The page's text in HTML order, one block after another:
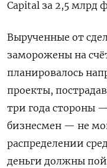
Capital за 2,5 млрд
Вырученные от
заморожены на
планировалось
проекты,
три года стороны
бизнесмен — не
распределении
деньги должны